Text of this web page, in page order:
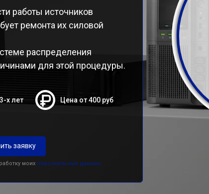
работы источников
ремонта их силовой
распределения
для этой процедуры.
х лет Цена от 400 руб
заявку
моих персональных данных.